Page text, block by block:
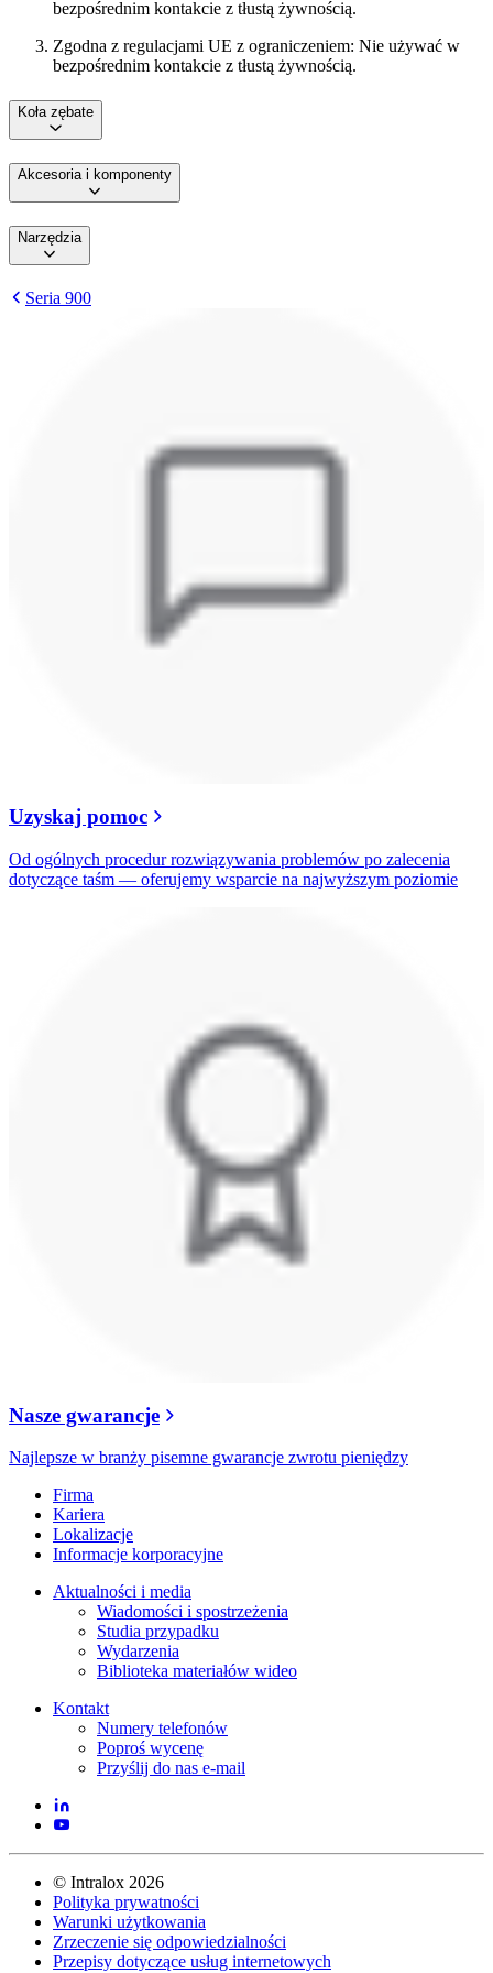
bezpośrednim kontakcie z tłustą żywnością.
Zgodna z regulacjami UE z ograniczeniem: Nie używać w
bezpośrednim kontakcie z tłustą żywnością.
Koła zębate
Akcesoria i komponenty
Narzędzia
Seria 900
Uzyskaj pomoc
Od ogólnych procedur rozwiązywania problemów po zalecenia
dotyczące taśm — oferujemy wsparcie na najwyższym poziomie
Nasze gwarancje
Najlepsze w branży pisemne gwarancje zwrotu pieniędzy
Firma
Kariera
Lokalizacje
Informacje korporacyjne
Aktualności i media
Wiadomości i spostrzeżenia
Studia przypadku
Wydarzenia
Biblioteka materiałów wideo
Kontakt
Numery telefonów
Poproś wycenę
Przyślij do nas e-mail
© Intralox 2026
Polityka prywatności
Warunki użytkowania
Zrzeczenie się odpowiedzialności
Przepisy dotyczące usług internetowych